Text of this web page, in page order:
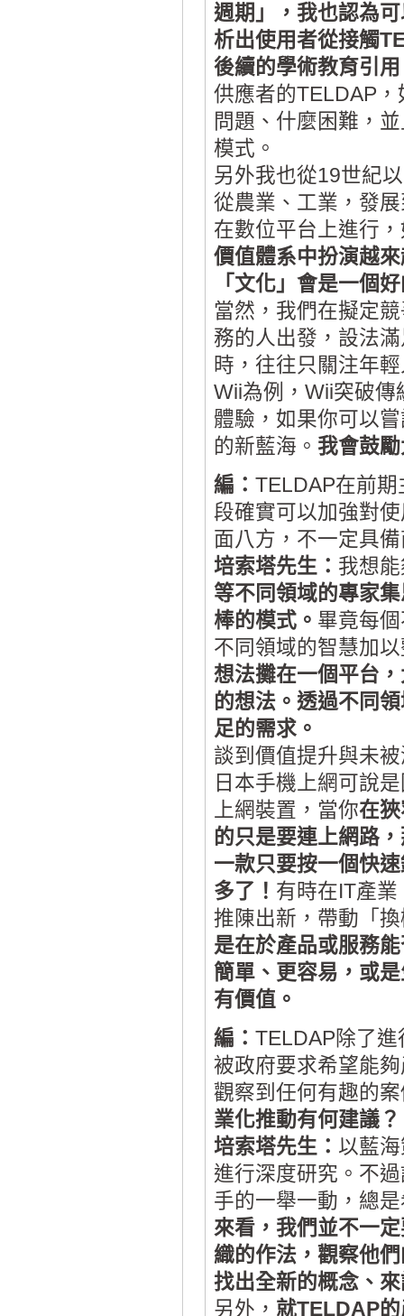
週期」，我也認為
析出使用者從接觸
後續的學術教育引
供應者的TELDAP
問題、什麼困難，
模式。
另外我也從19世紀
從農業、工業，發
在數位平台上進行
價值體系中扮演越
「文化」會是一個
當然，我們在擬定
務的人出發，設法
時，往往只關注年
Wii為例，Wii突破
體驗，如果你可以
的新藍海。 我會鼓
編： TELDAP在前
段確實可以加強對
面八方，不一定具
培索塔先生： 我想
等不同領域的專家
棒的模式。 畢竟每
不同領域的智慧加
想法攤在一個平台
的想法。透過不同
足的需求。
談到價值提升與未
日本手機上網可說
上網裝置，當你在
的只是要連上網路
一款只要按一個快
多了！ 有時在IT產
推陳出新，帶動「
是在於產品或服務
簡單、更容易，或
有價值。
編： TELDAP除了
被政府要求希望能
觀察到任何有趣的
業化推動有何建議？
培索塔先生： 以藍
進行深度研究。不
手的一舉一動，總
來看，我們並不一
織的作法，觀察他
找出全新的概念、
另外， 就TELDAP